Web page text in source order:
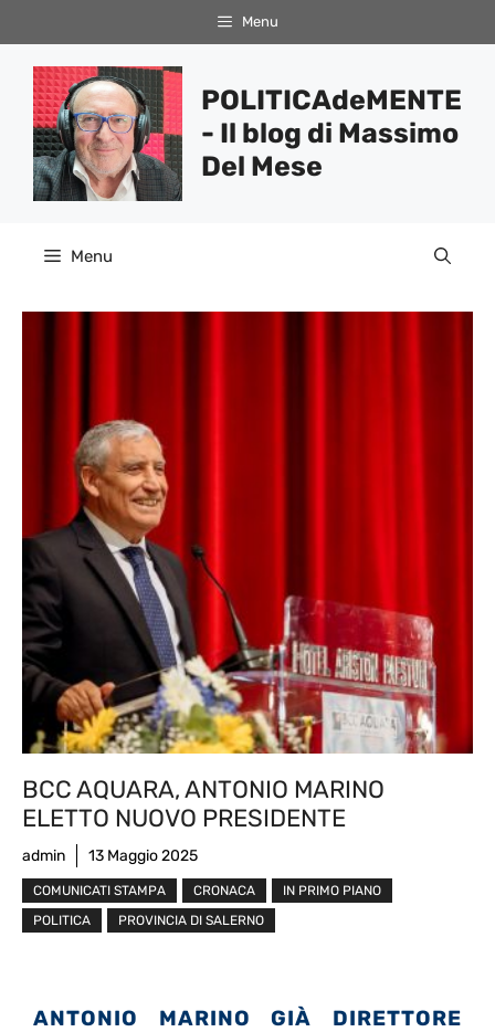
al
contenuto
Menu
POLITICAdeMENTE
- Il blog di Massimo
Del Mese
Menu
BCC AQUARA, ANTONIO MARINO
ELETTO NUOVO PRESIDENTE
admin 13 Maggio 2025
COMUNICATI STAMPA CRONACA
IN PRIMO PIANO
POLITICA
PROVINCIA DI SALERNO
ANTONIO MARINO GIÀ DIRETTORE